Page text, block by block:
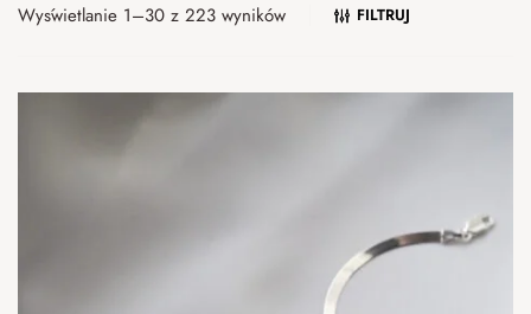
Wyświetlanie 1–30 z 223 wyników FILTRUJ